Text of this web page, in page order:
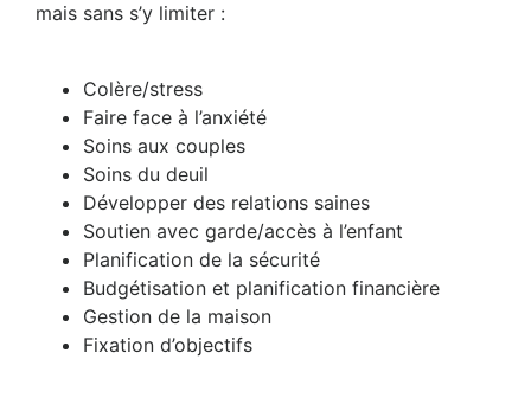
mais sans s’y limiter :
Colère/stress
Faire face à l’anxiété
Soins aux couples
Soins du deuil
Développer des relations saines
Soutien avec garde/accès à l’enfant
Planification de la sécurité
Budgétisation et planification financière
Gestion de la maison
Fixation d’objectifs